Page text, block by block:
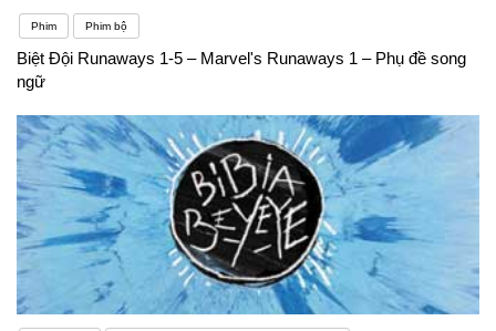
Phim Phim bộ
Biệt Đội Runaways 1-5 – Marvel's Runaways 1 – Phụ đề song
ngữ